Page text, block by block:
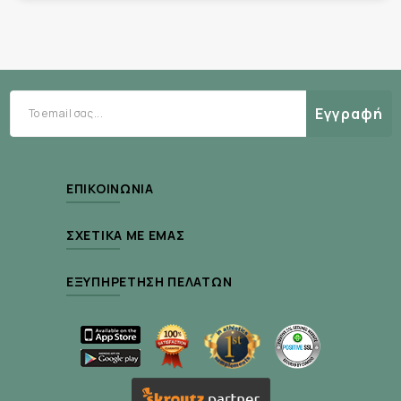
Aqua (Water), Undecane, Glycerin, Tridecane,
Xylitol, Distarch Phosphate, Panthenol,
Helianthus Annuus (Sunflower) Seed Oil,
Serrulata Fruit Extract, Sodium Caproyl/Lauroyl
Allantoin, Sodium Hyaluronate, Polyglyceryl-10
Laurate, Hydroxyacetophenone, Carbomer,
Hydroxyethyl Acrylate/Sodium Acryloyldimethyl
Εγγραφή
ΕΠΙΚΟΙΝΩΝΊΑ
ΣΧΕΤΙΚΆ ΜΕ ΕΜΆΣ
ΕΞΥΠΗΡΈΤΗΣΗ ΠΕΛΑΤΏΝ